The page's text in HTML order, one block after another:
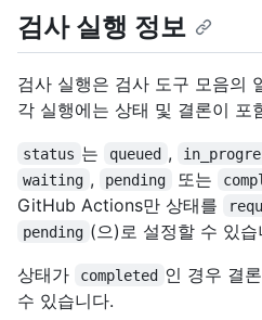
검사 실행 정보
검사 실행은 검사 도구 모음의
각 실행에는 상태 및 결론이 포
status 는 queued ,
waiting , pending 또는
GitHub Actions만 상태를
pending (으)로 설정할 수 있습
상태가
completed 인 경우 결
수 있습니다.